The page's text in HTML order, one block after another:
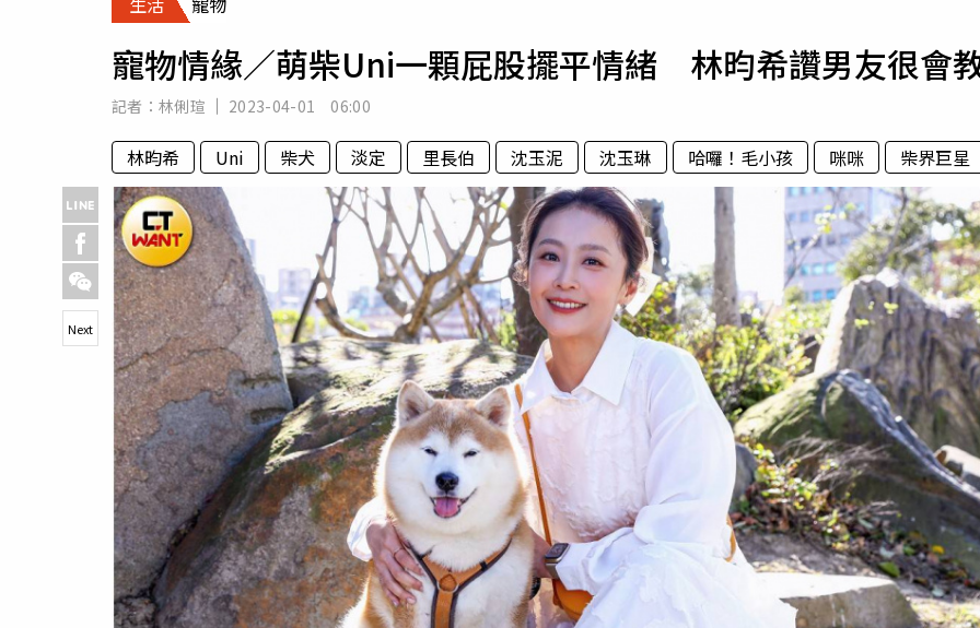
專欄
房產新勢力
運勢
梅酒
寵物情緣／萌柴Uni一顆屁股擺平情緒 林昀希讚男友很會
記者： 林俐瑄 2023-04-01 06:00
林昀希 Uni 柴犬 淡定 里長伯 沈玉泥 沈玉琳 哈囉！毛小孩 咪咪 柴界巨星
Next